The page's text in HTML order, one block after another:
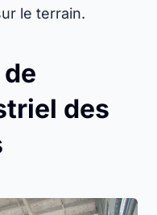
le terrain.
des